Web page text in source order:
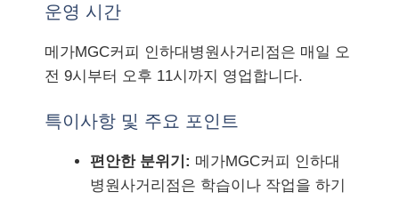
운영 시간
메가MGC커피 인하대병원사거리점은 매일 오
전 9시부터 오후 11시까지 영업합니다.
특이사항 및 주요 포인트
편안한 분위기: 메가MGC커피 인하대
병원사거리점은 학습이나 작업을 하기